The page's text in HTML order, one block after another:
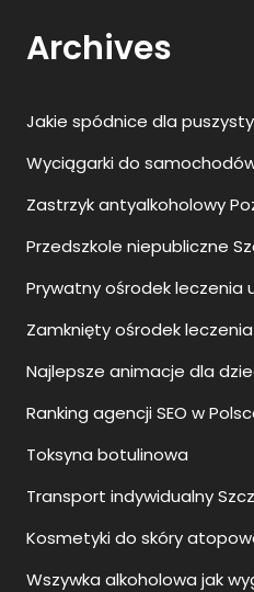
Archives
Jakie spódnice dla
Wyciągarki do
Zastrzyk antyalkoholowy
Przedszkole niepubliczne
Prywatny ośrodek leczenia
Zamknięty ośrodek
Najlepsze animacje dla
Ranking agencji SEO w
Toksyna botulinowa
Transport indywidualny
Kosmetyki do skóry
Wszywka alkoholowa jak